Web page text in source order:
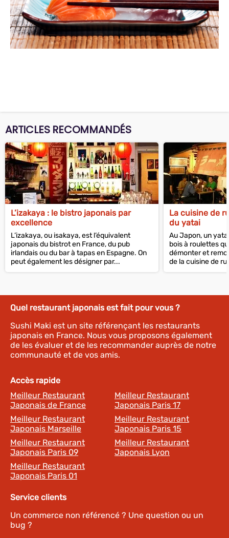
ARTICLES RECOMMANDÉS
L’izakaya : le bistro japonais par
excellence
L’izakaya, ou isakaya, est l’équivalent
japonais du bistrot en France, du pub
irlandais ou du bar à tapas en Espagne. On
peut également les désigner par...
La cuisine de
du yatai
Au Japon, un
bois à roulettes
démonter et
de la cuisine de
Quel restaurant japonais est fait pour vous ?
Sushi Maki est un site référençant les restaurants
japonais en France. Nous vous proposons également
de les évaluer et de les recommander auprès de notre
communauté et de vos amis.
Accès rapide
Meilleur Restaurant
Japonais de France
Meilleur Restaurant
Japonais Paris 17
Meilleur Restaurant
Japonais Marseille
Meilleur Restaurant
Japonais Paris 15
Meilleur Restaurant
Japonais Paris 09
Meilleur Restaurant
Japonais Lyon
Meilleur Restaurant
Japonais Paris 01
Service clients
Un commerce non référencé ? Une question ou un
bug ?